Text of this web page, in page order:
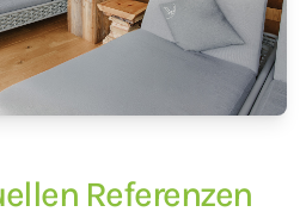
Referenzen